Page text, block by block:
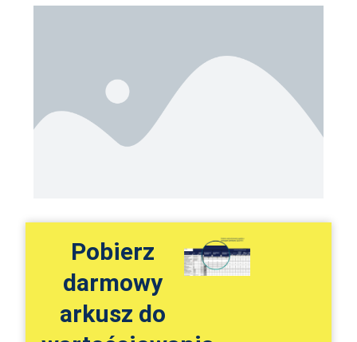
Pobierz
darmowy
arkusz do